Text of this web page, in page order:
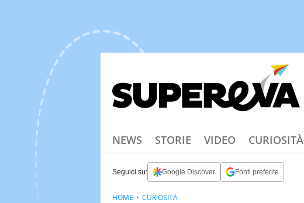
NEWS STORIE VIDEO CURIOSITÀ
Seguici su: Google Discover Fonti preferite
HOME CURIOSITÀ